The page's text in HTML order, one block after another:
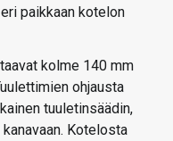
paikkaan kotelon
kolme 140 mm
ohjausta
tuuletinsäädin,
Kotelosta